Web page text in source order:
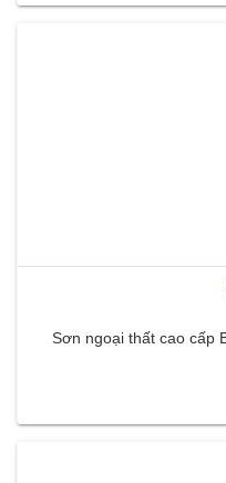
Sơn ngoại thất cao cấp